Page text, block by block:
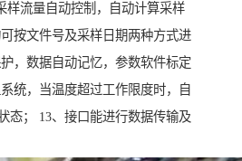
样流量自动控制，自动计算采样
按文件号及采样日期两种方式进
，数据自动记忆，参数软件标定
统，当温度超过工作限度时，自
态； 13、接口能进行数据传输及